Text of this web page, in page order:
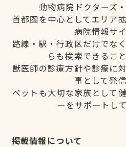
動物病院ドクターズ
首都圏を中心としてエリア
病院情報サイ
路線・駅・行政区だけでな
らも検索できるこ
獣医師の診療方針や診療に
事として発信
ペットも大切な家族として
ーをサポートして
掲載情報について